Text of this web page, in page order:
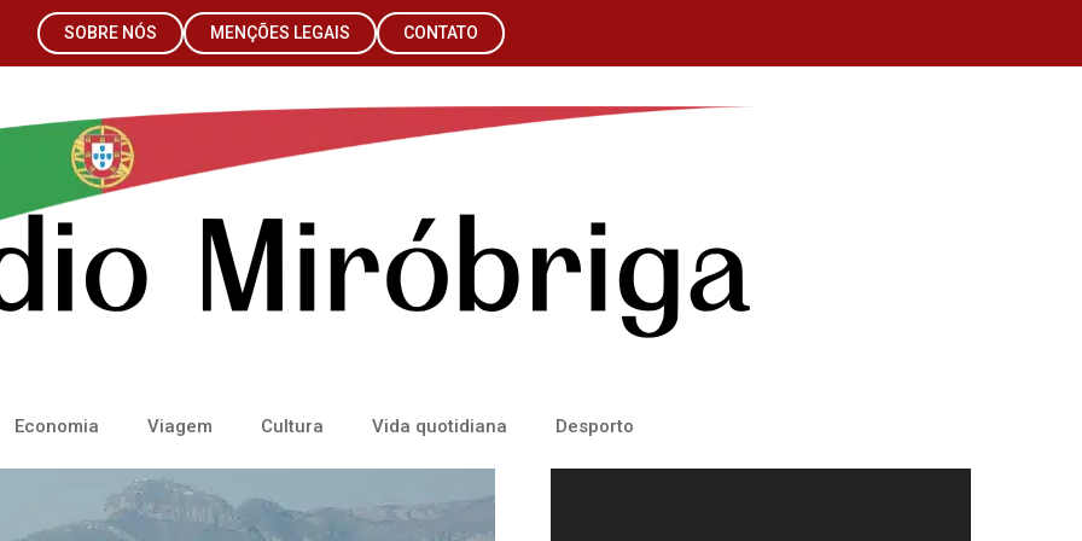
SOBRE NÓS MENÇÕES LEGAIS CONTATO
Economia Viagem Cultura Vida quotidiana Desporto